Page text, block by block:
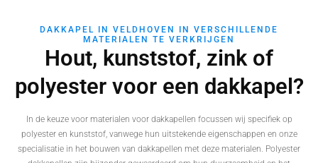
DAKKAPEL IN VELDHOVEN IN VERSCHILLENDE
MATERIALEN TE VERKRIJGEN
Hout, kunststof, zink of
polyester voor een dakkapel?
In de keuze voor materialen voor dakkapellen focussen wij specifiek op
polyester en kunststof, vanwege hun uitstekende eigenschappen en onze
specialisatie in het bouwen van dakkapellen met deze materialen. Polyester